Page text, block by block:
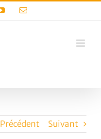
YouTubeEmail
Précédent Suivant